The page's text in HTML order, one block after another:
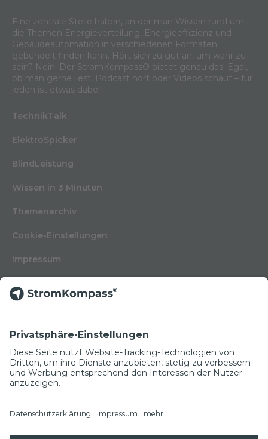
Eine zentrale Stelle haben, an der man Wissen rund um
die Themen Energieverteilung, Energieeffizienz und
Gebäudeautomation in verschiedenen Formaten
gebündelt finden kann. Hört sich zu gut an, um wahr zu
sein? Nein. Der StromKompass® bietet genau das. Egal,
ob man gerne liest, Podcast hört oder Videos schaut – für
jeden ist etwas dabei!
TechnikTalk
ElektroSpicker
BlindLeistung
Wissen in 3 Minuten
Themenarchiv
Cookie-Einstellungen
Impressum
Kontakt
Glossar